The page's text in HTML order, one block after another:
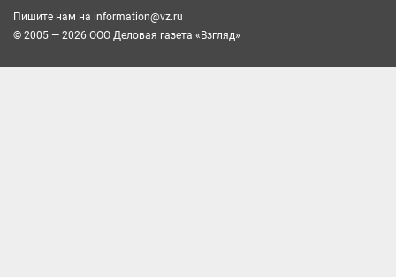
Пишите нам на information@vz.ru
© 2005 — 2026 ООО Деловая газета «Взгляд»